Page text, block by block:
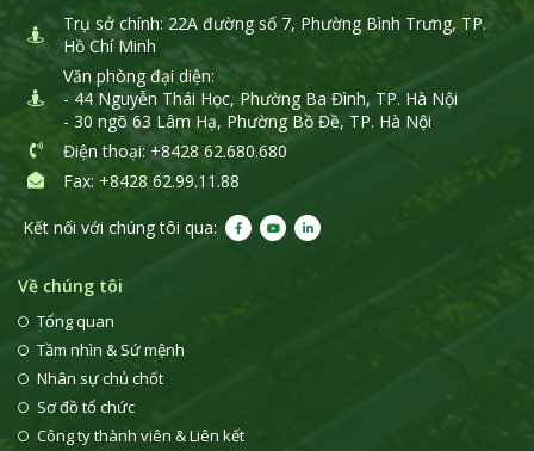
Trụ sở chính: 22A đường số 7, Phường Bình Trưng, TP.
Hồ Chí Minh
Văn phòng đại diện:
- 44 Nguyễn Thái Học, Phường Ba Đình, TP. Hà Nội
- 30 ngõ 63 Lâm Hạ, Phường Bồ Đề, TP. Hà Nội
Điện thoại: +8428 62.680.680
Fax: +8428 62.99.11.88
Kết nối với chúng tôi qua:
Về chúng tôi
Tổng quan
Tầm nhìn & Sứ mệnh
Nhân sự chủ chốt
Sơ đồ tổ chức
Công ty thành viên & Liên kết